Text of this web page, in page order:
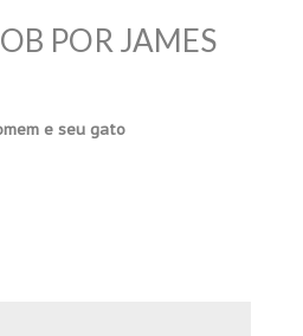
POR JAMES
e seu gato